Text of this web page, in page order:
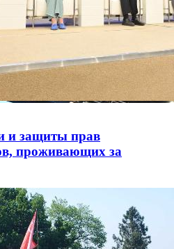
и защиты прав
проживающих за